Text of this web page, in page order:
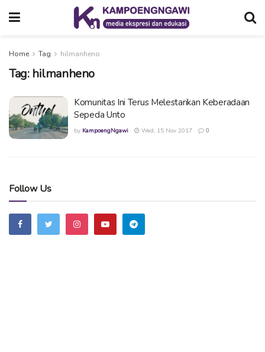
Home Tag hilmanheno
Tag: hilmanheno
Komunitas Ini Terus Melestarikan Keberadaan
Sepeda Unto
by KampoengNgawi Wed, 15 Nov 2017 0
Follow Us